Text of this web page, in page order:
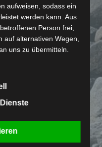
3
aufweisen, sodass ein
werden kann. Aus
Person frei,
auf alternativen Wegen,
uns zu übermitteln.
beruht auf den
Richtlinien-
für die Öffentlichkeit